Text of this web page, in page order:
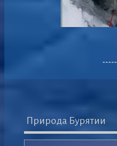
-----
Природа Бурятии